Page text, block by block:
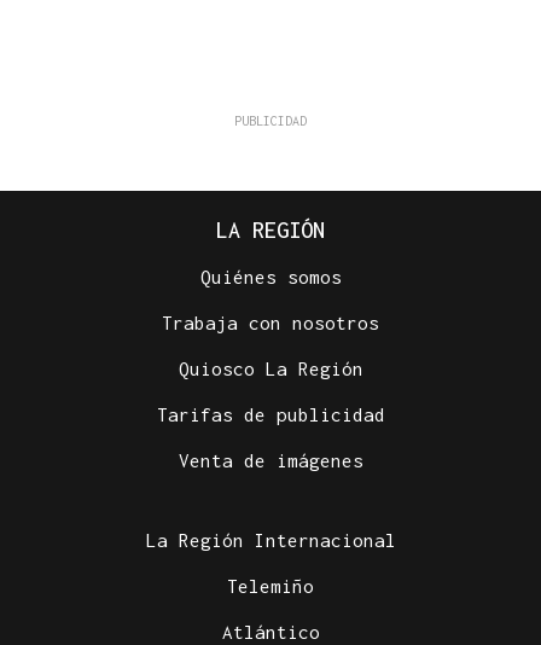
LA REGIÓN
Quiénes somos
Trabaja con nosotros
Quiosco La Región
Tarifas de publicidad
Venta de imágenes
La Región Internacional
Telemiño
Atlántico